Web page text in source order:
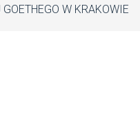
W KRAKOWIE